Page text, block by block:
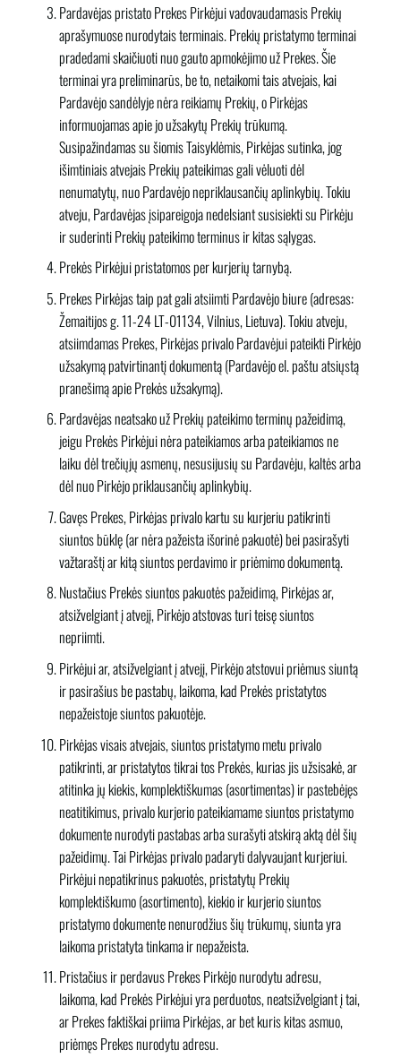
Pardavėjas pristato Prekes Pirkėjui vadovaudamasis Prekių
aprašymuose nurodytais terminais. Prekių pristatymo terminai
pradedami skaičiuoti nuo gauto apmokėjimo už Prekes. Šie
terminai yra preliminarūs, be to, netaikomi tais atvejais, kai
Pardavėjo sandėlyje nėra reikiamų Prekių, o Pirkėjas
informuojamas apie jo užsakytų Prekių trūkumą.
Susipažindamas su šiomis Taisyklėmis, Pirkėjas sutinka, jog
išimtiniais atvejais Prekių pateikimas gali vėluoti dėl
nenumatytų, nuo Pardavėjo nepriklausančių aplinkybių. Tokiu
atveju, Pardavėjas įsipareigoja nedelsiant susisiekti su Pirkėju
ir suderinti Prekių pateikimo terminus ir kitas sąlygas.
Prekės Pirkėjui pristatomos per kurjerių tarnybą.
Prekes Pirkėjas taip pat gali atsiimti Pardavėjo biure (adresas:
Žemaitijos g. 11-24 LT-01134, Vilnius, Lietuva). Tokiu atveju,
atsiimdamas Prekes, Pirkėjas privalo Pardavėjui pateikti Pirkėjo
užsakymą patvirtinantį dokumentą (Pardavėjo el. paštu atsiųstą
pranešimą apie Prekės užsakymą).
Pardavėjas neatsako už Prekių pateikimo terminų pažeidimą,
jeigu Prekės Pirkėjui nėra pateikiamos arba pateikiamos ne
laiku dėl trečiųjų asmenų, nesusijusių su Pardavėju, kaltės arba
dėl nuo Pirkėjo priklausančių aplinkybių.
Gavęs Prekes, Pirkėjas privalo kartu su kurjeriu patikrinti
siuntos būklę (ar nėra pažeista išorinė pakuotė) bei pasirašyti
važtaraštį ar kitą siuntos perdavimo ir priėmimo dokumentą.
Nustačius Prekės siuntos pakuotės pažeidimą, Pirkėjas ar,
atsižvelgiant į atvejį, Pirkėjo atstovas turi teisę siuntos
nepriimti.
Pirkėjui ar, atsižvelgiant į atvejį, Pirkėjo atstovui priėmus siuntą
ir pasirašius be pastabų, laikoma, kad Prekės pristatytos
nepažeistoje siuntos pakuotėje.
Pirkėjas visais atvejais, siuntos pristatymo metu privalo
patikrinti, ar pristatytos tikrai tos Prekės, kurias jis užsisakė, ar
atitinka jų kiekis, komplektiškumas (asortimentas) ir pastebėjęs
neatitikimus, privalo kurjerio pateikiamame siuntos pristatymo
dokumente nurodyti pastabas arba surašyti atskirą aktą dėl šių
pažeidimų. Tai Pirkėjas privalo padaryti dalyvaujant kurjeriui.
Pirkėjui nepatikrinus pakuotės, pristatytų Prekių
komplektiškumo (asortimento), kiekio ir kurjerio siuntos
pristatymo dokumente nenurodžius šių trūkumų, siunta yra
laikoma pristatyta tinkama ir nepažeista.
Pristačius ir perdavus Prekes Pirkėjo nurodytu adresu,
laikoma, kad Prekės Pirkėjui yra perduotos, neatsižvelgiant į tai,
ar Prekes faktiškai priima Pirkėjas, ar bet kuris kitas asmuo,
priėmęs Prekes nurodytu adresu.